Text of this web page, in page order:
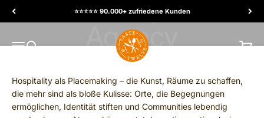
⭐️⭐️⭐️⭐️⭐️ 90.000+ zufriedene Kunden
MENÚ
Buscar
TasteTwelve
Carrito
Hospitality als Placemaking – die Kunst, Räume zu schaffen,
die mehr sind als bloße Kulisse: Orte, die Begegnungen
ermöglichen, Identität stiften und Communities lebendig